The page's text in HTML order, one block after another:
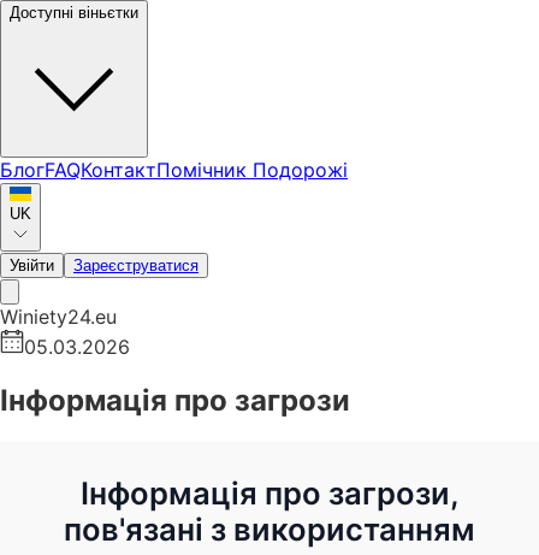
Доступні віньєтки
БлогFAQКонтактПомічник Подорожі
UK
Увійти Зареєструватися
Winiety24.eu
05.03.2026
Інформація про загрози
Інформація про загрози,
пов'язані з використанням